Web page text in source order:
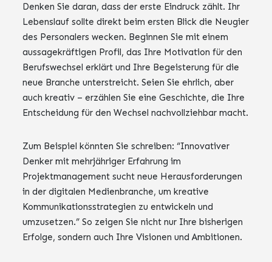
Denken Sie daran, dass der erste Eindruck zählt. Ihr
Lebenslauf sollte direkt beim ersten Blick die Neugier
des Personalers wecken. Beginnen Sie mit einem
aussagekräftigen Profil, das Ihre Motivation für den
Berufswechsel erklärt und Ihre Begeisterung für die
neue Branche unterstreicht. Seien Sie ehrlich, aber
auch kreativ – erzählen Sie eine Geschichte, die Ihre
Entscheidung für den Wechsel nachvollziehbar macht.
Zum Beispiel könnten Sie schreiben: “Innovativer
Denker mit mehrjähriger Erfahrung im
Projektmanagement sucht neue Herausforderungen
in der digitalen Medienbranche, um kreative
Kommunikationsstrategien zu entwickeln und
umzusetzen.” So zeigen Sie nicht nur Ihre bisherigen
Erfolge, sondern auch Ihre Visionen und Ambitionen.